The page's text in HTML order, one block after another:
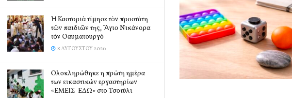
Ἡ Καστοριὰ τίμησε τὸν προστάτη
τῶν παιδιῶν της, Ἅγιο Νικάνορα
τὸν Θαυματουργό
8 ΑΥΓΟΎΣΤΟΥ 2026
Ολοκληρώθηκε η πρώτη ημέρα
των εικαστικών εργαστηρίων
«ΕΜΕΙΣ-ΕΔΩ» στο Τσοτύλι